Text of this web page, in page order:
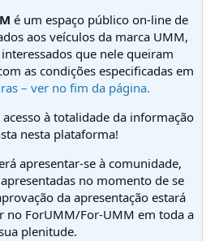
é um espaço público on-line de
aos veículos da marca UMM,
que nele queiram
as condições especificadas em
– ver no fim da página.
à totalidade da informação
nesta plataforma!
apresentar-se à comunidade,
no momento de se
da apresentação estará
no ForUMM/For-UMM em toda a
plenitude.